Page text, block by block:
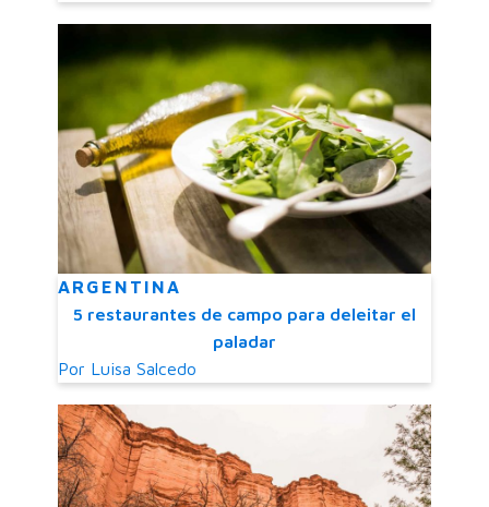
ARGENTINA
5 restaurantes de campo para deleitar el
paladar
Por Luisa Salcedo